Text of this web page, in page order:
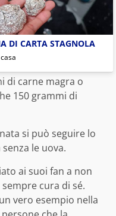
o al vapore,
accompagnato da
alternativa, si
di carne magra o
150 grammi di
si può seguire lo
le uova.
ai suoi fan a non
cura di sé.
vero esempio nella
DI CARTA STAGNOLA